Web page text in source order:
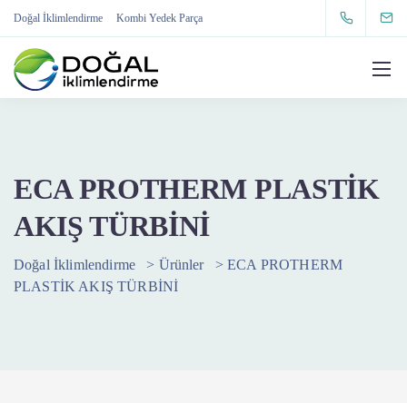
Doğal İklimlendirme Kombi Yedek Parça
ECA PROTHERM PLASTİK
AKIŞ TÜRBİNİ
Doğal İklimlendirme > Ürünler >ECA PROTHERM
PLASTİK AKIŞ TÜRBİNİ